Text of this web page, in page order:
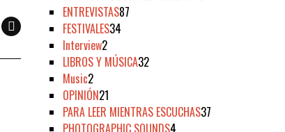
ENTREVISTAS87
FESTIVALES34
Interview2
LIBROS Y MÚSICA32
Music2
OPINIÓN21
PARA LEER MIENTRAS ESCUCHAS37
PHOTOGRAPHIC SOUNDS4